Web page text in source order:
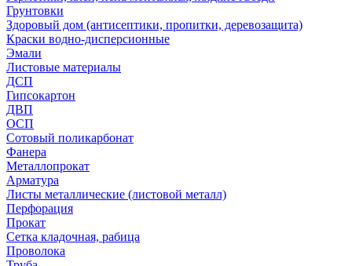
Грунтовки
Здоровый дом (антисептики, пропитки, деревозащита)
Краски водно-дисперсионные
Эмали
Листовые материалы
ДСП
Гипсокартон
ДВП
ОСП
Сотовый поликарбонат
Фанера
Металлопрокат
Арматура
Листы металлические (листовой металл)
Перфорация
Прокат
Сетка кладочная, рабица
Проволока